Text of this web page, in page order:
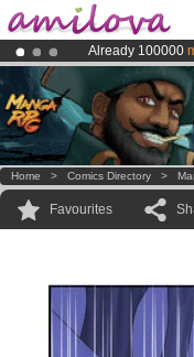
Already 100000
Amilova
Premium
Home > Comics Directory >
Favourites